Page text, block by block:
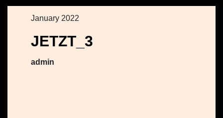
January 2022
JETZT_3
admin